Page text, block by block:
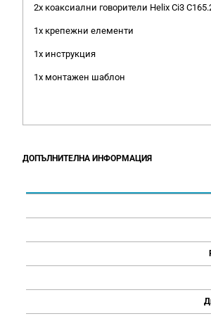
2x коаксиални говорители Helix Ci3
1x крепежни елементи
1x инструкция
1x монтажен шаблон
ДОПЪЛНИТЕЛНА ИНФОРМАЦИЯ